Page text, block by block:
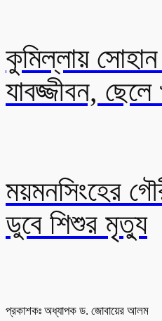
কুমিল্লায়
যাবজ্জীবন, ছেলে
ময়মনসিংহের
ডুবে শিশুর মৃত্যু
প্রকাশকঃ অধ্যাপক ড. জোবায়ের আলম